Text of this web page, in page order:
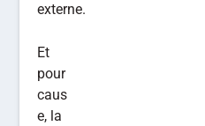
externe.
Et
pour
caus
e, la